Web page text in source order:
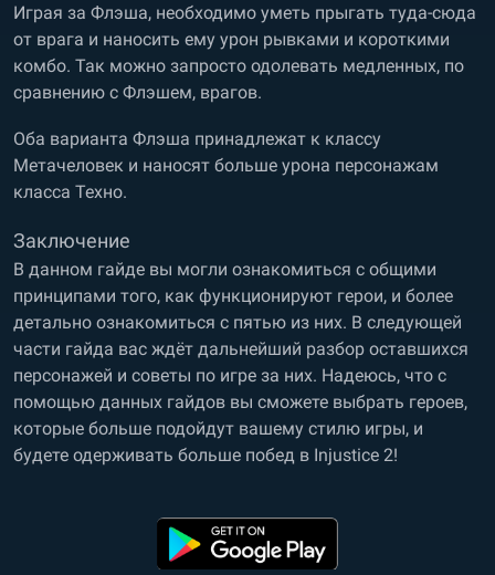
Играя за Флэша, необходимо уметь прыгать туда-сюда
от врага и наносить ему урон рывками и короткими
комбо. Так можно запросто одолевать медленных, по
сравнению с Флэшем, врагов.
Оба варианта Флэша принадлежат к классу
Метачеловек и наносят больше урона персонажам
класса Техно.
Заключение
В данном гайде вы могли ознакомиться с общими
принципами того, как функционируют герои, и более
детально ознакомиться с пятью из них. В следующей
части гайда вас ждёт дальнейший разбор оставшихся
персонажей и советы по игре за них. Надеюсь, что с
помощью данных гайдов вы сможете выбрать героев,
которые больше подойдут вашему стилю игры, и
будете одерживать больше побед в Injustice 2!